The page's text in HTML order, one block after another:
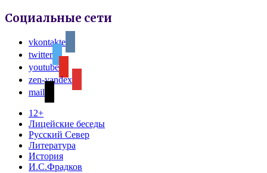
Социальные сети
vkontakte
twitter
youtube
zen-yandex
mail
12+
Лицейские беседы
Русский Север
Литература
История
И.С.Фрадков